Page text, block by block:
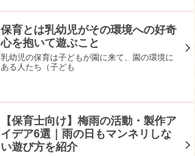
保育とは乳幼児がその環境への好奇
心を抱いて遊ぶこと
乳幼児の保育は子どもが園に来て、園の環境に
ある人たち（子ども
【保育士向け】梅雨の活動・製作ア
イデア6選｜雨の日もマンネリしな
い遊び方を紹介